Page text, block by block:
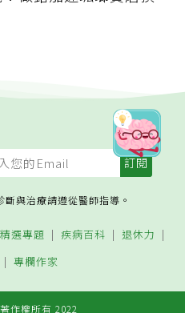
與治療請遵從醫師指導。
精選專題 疾病百科
退休力
專欄作家
作權所有 2022